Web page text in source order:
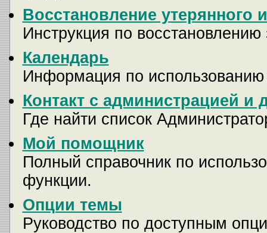
Восстановление утерянного
Инструкция по восстановлению
Календарь
Информация по
Контакт с администрацией
Где найти список
Мой помощник
Полный справочник по
функции.
Опции темы
Руководство по доступным